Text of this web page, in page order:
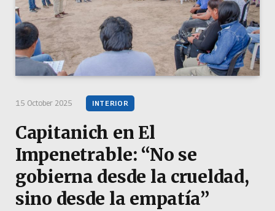
15 October 2025 INTERIOR
Capitanich en El
Impenetrable: “No se
gobierna desde la crueldad,
sino desde la empatía”